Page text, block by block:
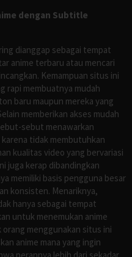
dengan Subtitle
dianggap sebagai tempat
anime terbaru atau mencari
Kemampuan situs ini
rapi membuatnya mudah
baru maupun mereka yang
memberikan akses mudah
sebut menawarkan
tidak membutuhkan
kualitas video yang bervariasi
juga kerap dibandingkan
memiliki basis pengguna besar
konsisten. Menariknya,
hanya sebagai tempat
untuk menemukan anime
orang menggunakan situs ini
anime mana yang ingin